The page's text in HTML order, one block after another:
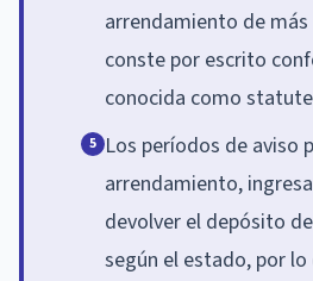
arrendamiento de más
conste por escrito
conocida como
5 Los períodos de aviso
arrendamiento,
devolver el depósito
según el estado, por